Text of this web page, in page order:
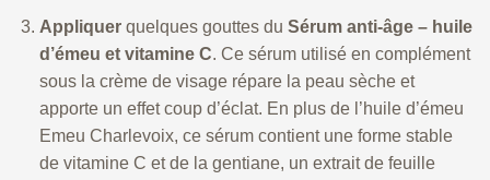
Appliquerquelques gouttes du Sérum anti-âge – huile
d’émeu et vitamine C. Ce sérum utilisé en complément
sous la crème de visage répare la peau sèche et
apporte un effet coup d’éclat. En plus de l’huile d’émeu
Emeu Charlevoix, ce sérum contient une forme stable
de vitamine C et de la gentiane, un extrait de feuille